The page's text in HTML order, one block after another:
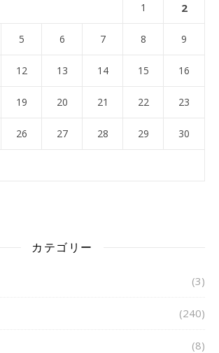
1 2
5 6 7 8 9
12 13 14 15 16
19 20 21 22 23
26 27 28 29 30
カテゴリー
(3)
(240)
(8)